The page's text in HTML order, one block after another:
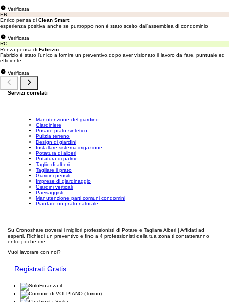
Verificata
ER
Enrico pensa di Clean Smart:
esperienza positiva anche se purtroppo non è stato scelto dall'assemblea di condominio
Verificata
RC
Renza pensa di Fabrizio:
Fabrizio è stato l'unico a fornire un preventivo,dopo aver visionato il lavoro da fare, puntuale ed
efficiente.
Verificata
Servizi correlati
Manutenzione del giardino
Giardiniere
Posare prato sintetico
Pulizia terreno
Design di giardini
Installare sistema irrigazione
Potatura di alberi
Potatura di palme
Taglio di alberi
Tagliare il prato
Giardini pensili
Imprese di giardinaggio
Giardini verticali
Paesaggisti
Manutenzione parti comuni condomini
Piantare un prato naturale
Su Cronoshare troverai i migliori professionisti di Potare e Tagliare Alberi | Affidati ad
esperti. Richiedi un preventivo e fino a 4 professionisti della tua zona ti contatteranno
entro poche ore.
Vuoi lavorare con noi?
Registrati Gratis